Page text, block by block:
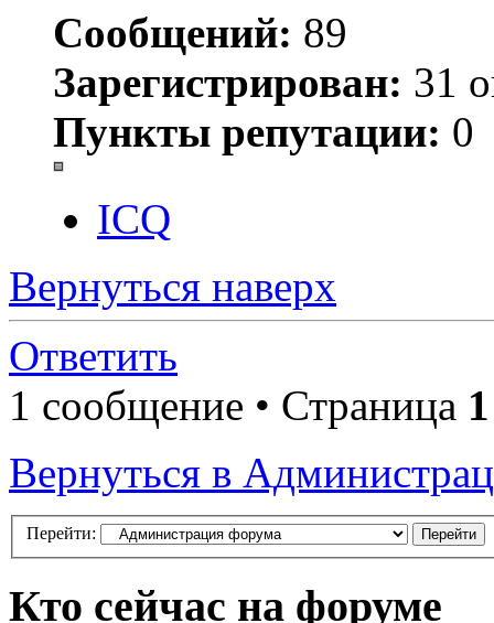
Сообщений: 89
Зарегистрирован: 31
Пункты репутации: 0
ICQ
Вернуться наверх
Ответить
1 сообщение • Страница 1
Вернуться в
Перейти:
Кто сейчас на форуме